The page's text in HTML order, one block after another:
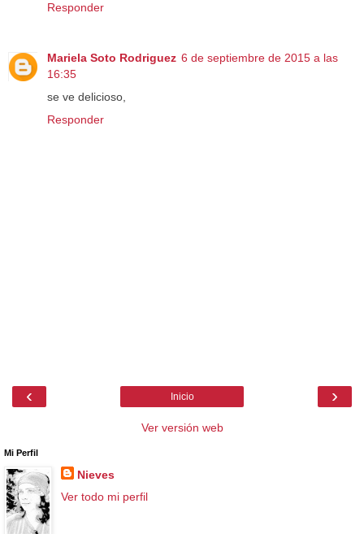
Responder
Mariela Soto Rodriguez 6 de septiembre de 2015 a las
16:35
se ve delicioso,
Responder
‹ ›
Inicio
Ver versión web
Mi Perfil
Nieves
Ver todo mi perfil